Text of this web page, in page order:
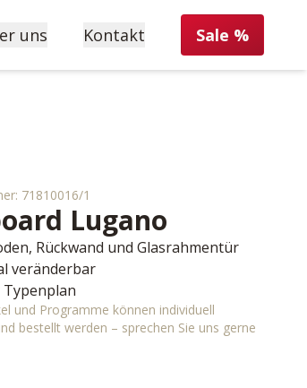
uns Kontakt Sale %
71810016/1
Lugano
Rückwand und Glasrahmentür
veränderbar
und Programme können individuell
bestellt werden – sprechen Sie uns gerne